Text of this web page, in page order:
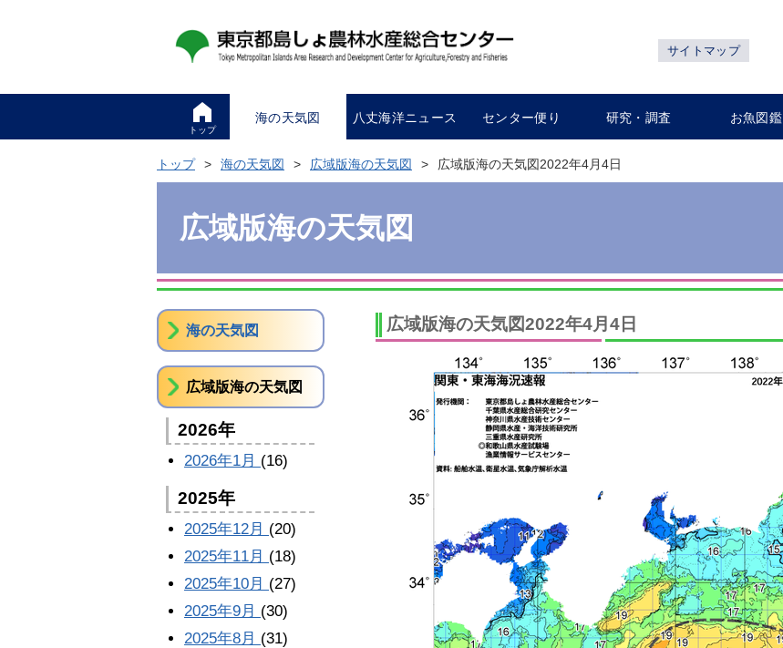
サイトマップ
トップ
海の天気図 八丈海洋ニュース センター便り 研究・調査 お魚図鑑
トップ 海の天気図 広域版海の天気図 広域版海の天気図2022年4月4日
広域版海の天気図
広域版海の天気図2022年4月4日
海の天気図
広域版海の天気図
2026年
2026年1月 (16)
2025年
2025年12月 (20)
2025年11月 (18)
2025年10月 (27)
2025年9月 (30)
2025年8月 (31)